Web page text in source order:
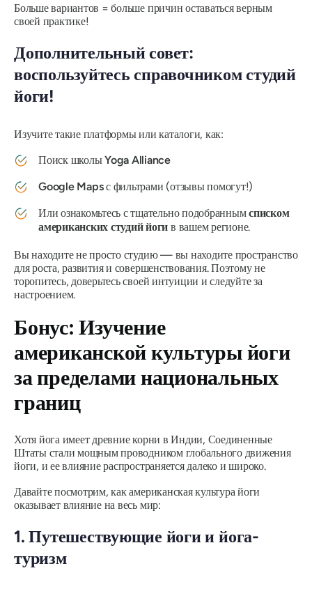
Больше вариантов = больше причин оставаться верным
своей практике!
Дополнительный совет:
воспользуйтесь справочником студий
йоги!
Изучите такие платформы или каталоги, как:
Поиск школыYoga Alliance
Google Mapsс фильтрами (отзывы помогут!)
Или ознакомьтесь с тщательно подобраннымсписком
американских студий йоги в вашем регионе.
Вы находите не просто студию — вы находите пространство
для роста, развития и совершенствования. Поэтому не
торопитесь, доверьтесь своей интуиции и следуйте за
настроением.
Бонус: Изучение
американской культуры йоги
за пределами национальных
границ
Хотя йога имеет древние корни в Индии, Соединенные
Штаты стали мощным проводником глобального движения
йоги, и ее влияниераспространяетсядалеко и широко.
Давайте посмотрим, как американская культура йоги
оказывает влияние на весь мир:
1. Путешествующие йоги и йога-
туризм